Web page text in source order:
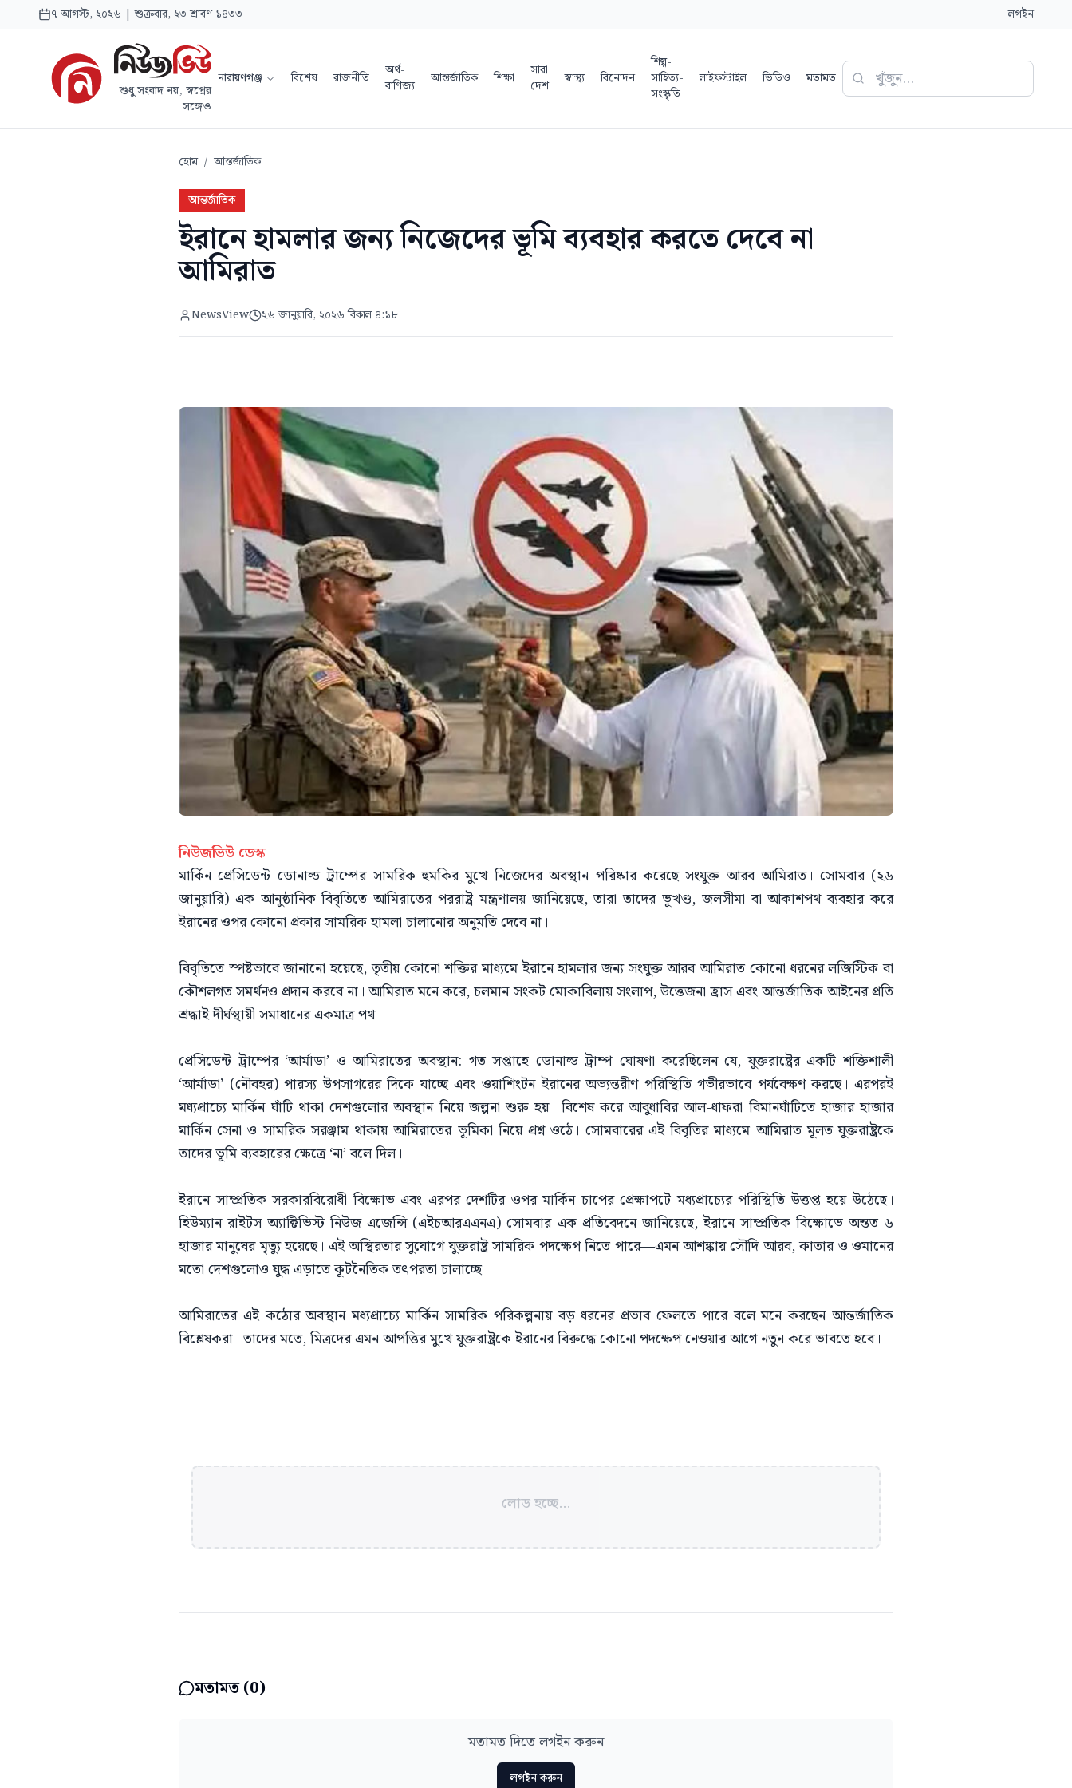
৭ আগস্ট, ২০২৬ | শুক্রবার, ২৩ শ্রাবণ ১৪৩৩ লগইন
শুধু সংবাদ নয়, স্বপ্নের
সঙ্গেও
নারায়ণগঞ্জ বিশেষ রাজনীতি
অর্থ-
বাণিজ্য
আন্তর্জাতিক শিক্ষা
সারা
দেশ
স্বাস্থ্য বিনোদন
শিল্প-
সাহিত্য-
সংস্কৃতি
লাইফস্টাইল ভিডিও মতামত
হোম / আন্তর্জাতিক
আন্তর্জাতিক
ইরানে হামলার জন্য নিজেদের ভূমি ব্যবহার করতে দেবে না
আমিরাত
NewsView ২৬ জানুয়ারি, ২০২৬ বিকাল ৪:১৮
নিউজভিউ ডেস্ক
মার্কিন প্রেসিডেন্ট ডোনাল্ড ট্রাম্পের সামরিক হুমকির মুখে নিজেদের অবস্থান পরিষ্কার করেছে সংযুক্ত আরব আমিরাত। সোমবার (২৬
জানুয়ারি) এক আনুষ্ঠানিক বিবৃতিতে আমিরাতের পররাষ্ট্র মন্ত্রণালয় জানিয়েছে, তারা তাদের ভূখণ্ড, জলসীমা বা আকাশপথ ব্যবহার করে
ইরানের ওপর কোনো প্রকার সামরিক হামলা চালানোর অনুমতি দেবে না।
বিবৃতিতে স্পষ্টভাবে জানানো হয়েছে, তৃতীয় কোনো শক্তির মাধ্যমে ইরানে হামলার জন্য সংযুক্ত আরব আমিরাত কোনো ধরনের লজিস্টিক বা
কৌশলগত সমর্থনও প্রদান করবে না। আমিরাত মনে করে, চলমান সংকট মোকাবিলায় সংলাপ, উত্তেজনা হ্রাস এবং আন্তর্জাতিক আইনের প্রতি
শ্রদ্ধাই দীর্ঘস্থায়ী সমাধানের একমাত্র পথ।
প্রেসিডেন্ট ট্রাম্পের ‘আর্মাডা’ ও আমিরাতের অবস্থান: গত সপ্তাহে ডোনাল্ড ট্রাম্প ঘোষণা করেছিলেন যে, যুক্তরাষ্ট্রের একটি শক্তিশালী
‘আর্মাডা’ (নৌবহর) পারস্য উপসাগরের দিকে যাচ্ছে এবং ওয়াশিংটন ইরানের অভ্যন্তরীণ পরিস্থিতি গভীরভাবে পর্যবেক্ষণ করছে। এরপরই
মধ্যপ্রাচ্যে মার্কিন ঘাঁটি থাকা দেশগুলোর অবস্থান নিয়ে জল্পনা শুরু হয়। বিশেষ করে আবুধাবির আল-ধাফরা বিমানঘাঁটিতে হাজার হাজার
মার্কিন সেনা ও সামরিক সরঞ্জাম থাকায় আমিরাতের ভূমিকা নিয়ে প্রশ্ন ওঠে। সোমবারের এই বিবৃতির মাধ্যমে আমিরাত মূলত যুক্তরাষ্ট্রকে
তাদের ভূমি ব্যবহারের ক্ষেত্রে ‘না’ বলে দিল।
ইরানে সাম্প্রতিক সরকারবিরোধী বিক্ষোভ এবং এরপর দেশটির ওপর মার্কিন চাপের প্রেক্ষাপটে মধ্যপ্রাচ্যের পরিস্থিতি উত্তপ্ত হয়ে উঠেছে।
হিউম্যান রাইটস অ্যাক্টিভিস্ট নিউজ এজেন্সি (এইচআরএএনএ) সোমবার এক প্রতিবেদনে জানিয়েছে, ইরানে সাম্প্রতিক বিক্ষোভে অন্তত ৬
হাজার মানুষের মৃত্যু হয়েছে। এই অস্থিরতার সুযোগে যুক্তরাষ্ট্র সামরিক পদক্ষেপ নিতে পারে—এমন আশঙ্কায় সৌদি আরব, কাতার ও ওমানের
মতো দেশগুলোও যুদ্ধ এড়াতে কূটনৈতিক তৎপরতা চালাচ্ছে।
আমিরাতের এই কঠোর অবস্থান মধ্যপ্রাচ্যে মার্কিন সামরিক পরিকল্পনায় বড় ধরনের প্রভাব ফেলতে পারে বলে মনে করছেন আন্তর্জাতিক
বিশ্লেষকরা। তাদের মতে, মিত্রদের এমন আপত্তির মুখে যুক্তরাষ্ট্রকে ইরানের বিরুদ্ধে কোনো পদক্ষেপ নেওয়ার আগে নতুন করে ভাবতে হবে।
লোড হচ্ছে...
মতামত (0)
মতামত দিতে লগইন করুন
লগইন করুন